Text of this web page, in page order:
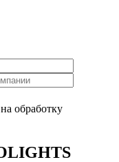
обработку